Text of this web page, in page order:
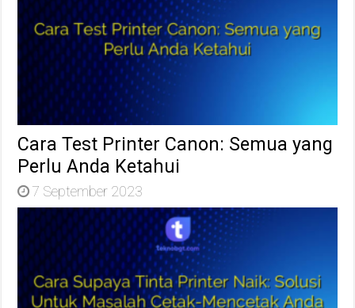
Cara Test Printer Canon: Semua yang
Perlu Anda Ketahui
7 September 2023